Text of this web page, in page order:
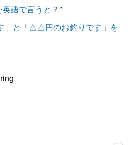
英語で言うと？”
」と「△△円のお釣りです」を